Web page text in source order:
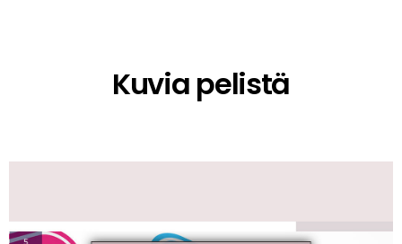
Kuvia pelistä